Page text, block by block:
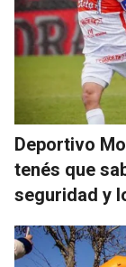
Deportivo
tenés que
seguridad y